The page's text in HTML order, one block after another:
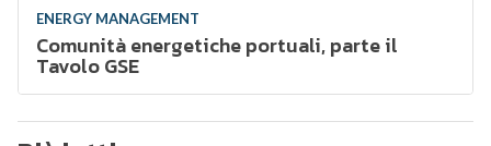
ENERGY MANAGEMENT
Comunità energetiche portuali, parte il
Tavolo GSE